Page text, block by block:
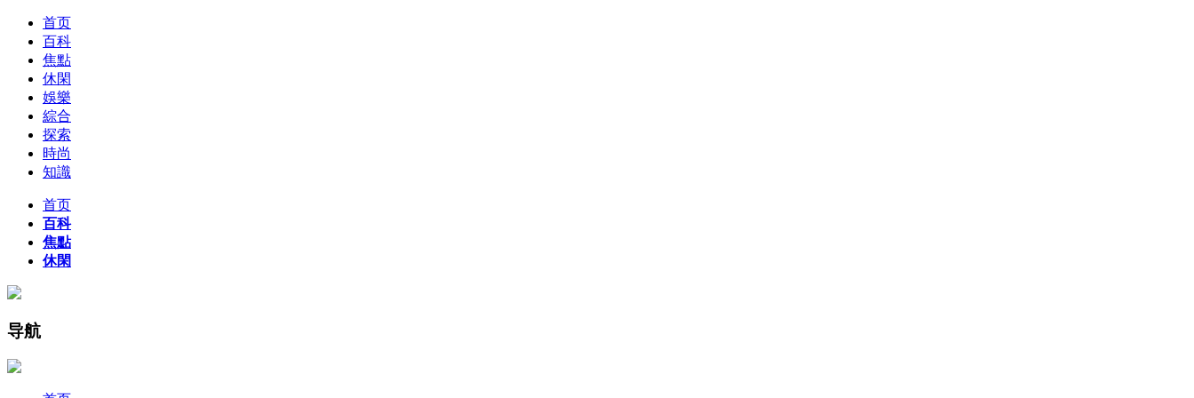
首页
百科
焦點
休閑
娛樂
綜合
探索
時尚
知識
首页
百科
焦點
休閑
导航